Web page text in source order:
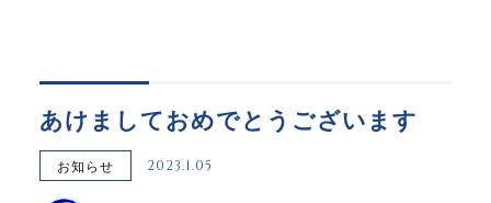
あけましておめでとうございます
お知らせ 2023.1.05